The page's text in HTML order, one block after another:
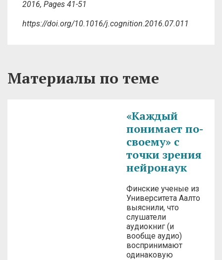
2016, Pages 41-51
https://doi.org/10.1016/j.cognition.2016.07.011
Материалы по теме
«Каждый
понимает по-
своему» с
точки зрения
нейронаук
Финские ученые из
Университета Аалто
выяснили, что
слушатели
аудиокниг (и
вообще аудио)
воспринимают
одинаковую